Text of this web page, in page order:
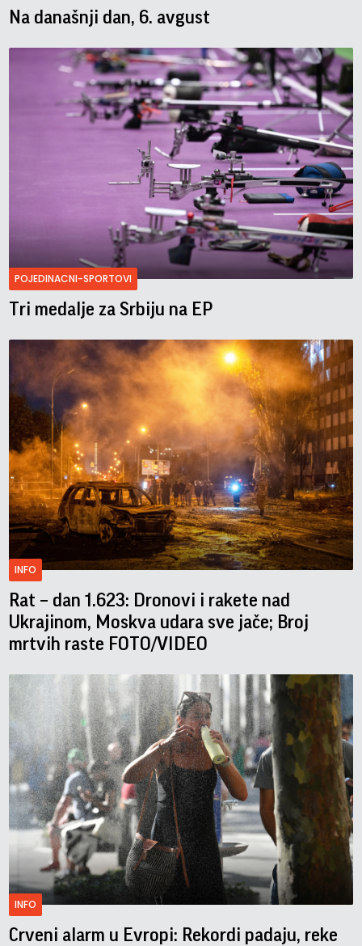
Na današnji dan, 6. avgust
POJEDINACNI-SPORTOVI
Tri medalje za Srbiju na EP
INFO
Rat – dan 1.623: Dronovi i rakete nad
Ukrajinom, Moskva udara sve jače; Broj
mrtvih raste FOTO/VIDEO
INFO
Crveni alarm u Evropi: Rekordi padaju, reke